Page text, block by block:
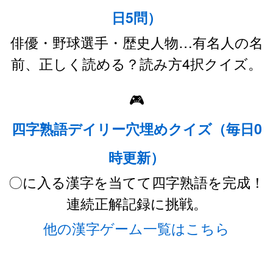
日5問）
俳優・野球選手・歴史人物…有名人の名
前、正しく読める？読み方4択クイズ。
🎮
四字熟語デイリー穴埋めクイズ（毎日0
時更新）
〇に入る漢字を当てて四字熟語を完成！
連続正解記録に挑戦。
他の漢字ゲーム一覧はこちら